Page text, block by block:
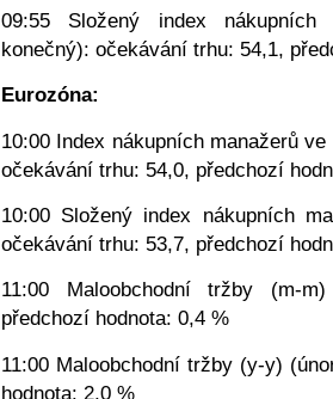
09:55 Složený index
konečný): očekávání trhu: 54,1,
Eurozóna:
10:00 Index nákupních manažerů
očekávání trhu: 54,0, předchozí
10:00 Složený index nákupních
očekávání trhu: 53,7, předchozí
11:00 Maloobchodní tržby (m-
předchozí hodnota: 0,4 %
11:00 Maloobchodní tržby (y-y)
hodnota: 2,0 %